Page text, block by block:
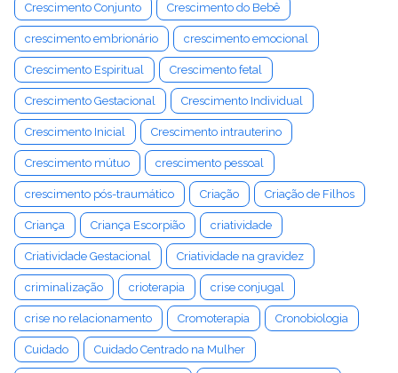
Crescimento Conjunto Crescimento do Bebê
crescimento embrionário crescimento emocional
Crescimento Espiritual Crescimento fetal
Crescimento Gestacional Crescimento Individual
Crescimento Inicial Crescimento intrauterino
Crescimento mútuo crescimento pessoal
crescimento pós-traumático Criação Criação de Filhos
Criança Criança Escorpião criatividade
Criatividade Gestacional Criatividade na gravidez
criminalização crioterapia crise conjugal
crise no relacionamento Cromoterapia Cronobiologia
Cuidado Cuidado Centrado na Mulher